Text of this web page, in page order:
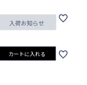
入荷お知らせ
カートに入れる